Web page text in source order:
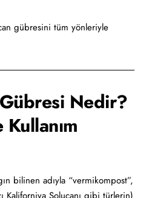
gübresini tüm yönleriyle
Nedir?
bilinen adıyla “vermikompost”,